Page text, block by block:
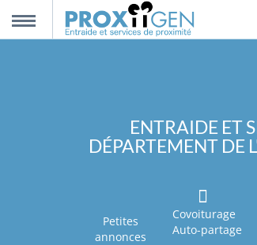
ENTRAIDE ET
DÉPARTEMENT DE
Petites
annonces
Covoiturage
Auto-partage